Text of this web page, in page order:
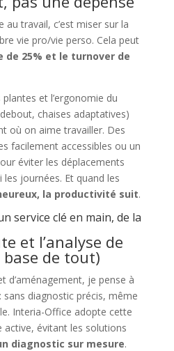
au travail, c’est miser sur la
vie pro/vie perso. Cela peut
de 25% et le turnover de
et l’ergonomie du
chaises adaptatives)
où on aime travailler. Des
facilement accessibles ou un
éviter les déplacements
journées. Et quand les
la productivité suit.
service clé en main, de la
et l’analyse de
de tout)
d’aménagement, je pense à
diagnostic précis, même
Interia-Office adopte cette
active, évitant les solutions
diagnostic sur mesure.